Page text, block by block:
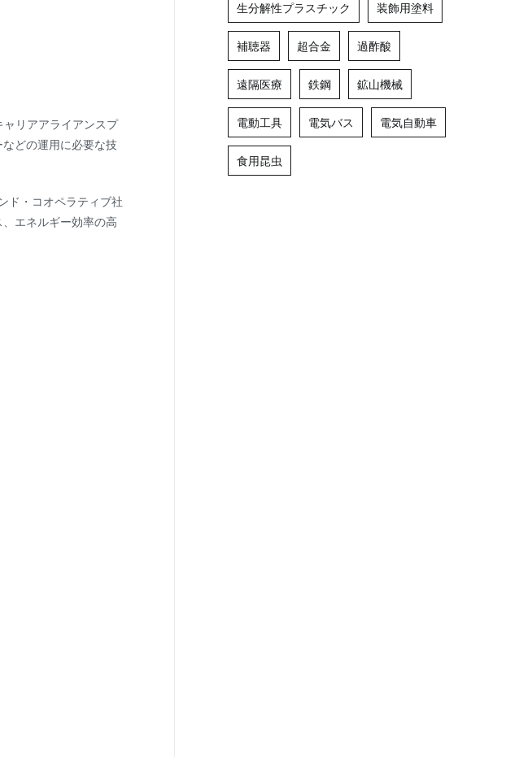
リアアライアンスプ
どの運用に必要な技
ド・コオペラティブ社
エネルギー効率の高
生分解性プラスチック 装飾用塗料
補聴器 超合金 過酢酸
遠隔医療 鉄鋼 鉱山機械
電動工具 電気バス 電気自動車
食用昆虫